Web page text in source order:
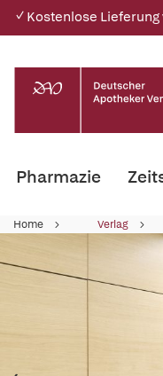
✓ Kostenlose
Pharmazie
Home Verlag